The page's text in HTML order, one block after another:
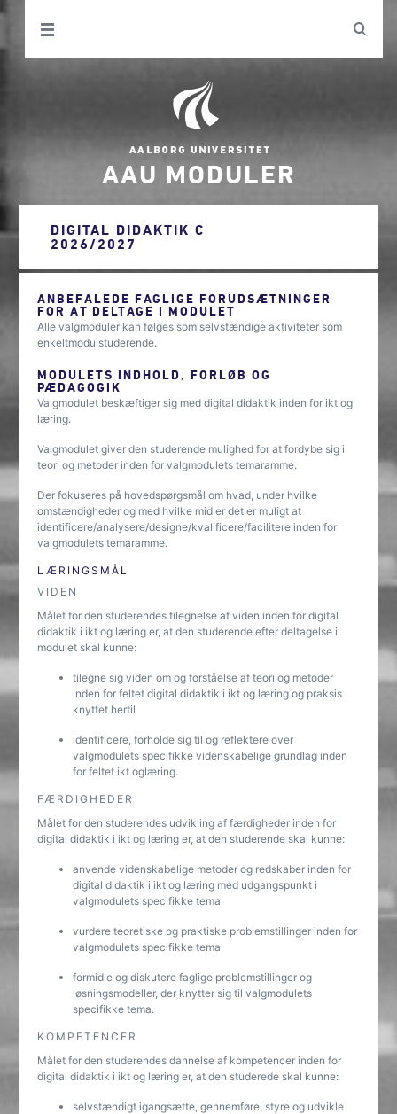
AAU MODULER
DIGITAL DIDAKTIK C
2026/2027
ANBEFALEDE FAGLIGE FORUDSÆTNINGER
FOR AT DELTAGE I MODULET
Alle valgmoduler kan følges som selvstændige aktiviteter som
enkeltmodulstuderende.
MODULETS INDHOLD, FORLØB OG
PÆDAGOGIK
Valgmodulet beskæftiger sig med digital didaktik inden for ikt og
læring.
Valgmodulet giver den studerende mulighed for at fordybe sig i
teori og metoder inden for valgmodulets temaramme.
Der fokuseres på hovedspørgsmål om hvad, under hvilke
omstændigheder og med hvilke midler det er muligt at
identificere/analysere/designe/kvalificere/facilitere inden for
valgmodulets temaramme.
LÆRINGSMÅL
VIDEN
Målet for den studerendes tilegnelse af viden inden for digital
didaktik i ikt og læring er, at den studerende efter deltagelse i
modulet skal kunne:
tilegne sig viden om og forståelse af teori og metoder
inden for feltet digital didaktik i ikt og læring og praksis
knyttet hertil
identificere, forholde sig til og reflektere over
valgmodulets specifikke videnskabelige grundlag inden
for feltet ikt oglæring.
FÆRDIGHEDER
Målet for den studerendes udvikling af færdigheder inden for
digital didaktik i ikt og læring er, at den studerende skal kunne:
anvende videnskabelige metoder og redskaber inden for
digital didaktik i ikt og læring med udgangspunkt i
valgmodulets specifikke tema
vurdere teoretiske og praktiske problemstillinger inden for
valgmodulets specifikke tema
formidle og diskutere faglige problemstillinger og
løsningsmodeller, der knytter sig til valgmodulets
specifikke tema.
KOMPETENCER
Målet for den studerendes dannelse af kompetencer inden for
digital didaktik i ikt og læring er, at den studerede skal kunne:
selvstændigt igangsætte, gennemføre, styre og udvikle